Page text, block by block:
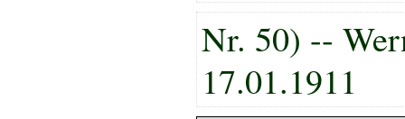
Nr. 50) --
17.01.1911